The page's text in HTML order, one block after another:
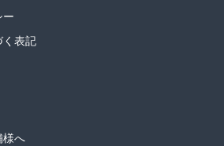
ー
く表記
様へ